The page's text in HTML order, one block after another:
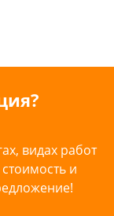
видах работ
и